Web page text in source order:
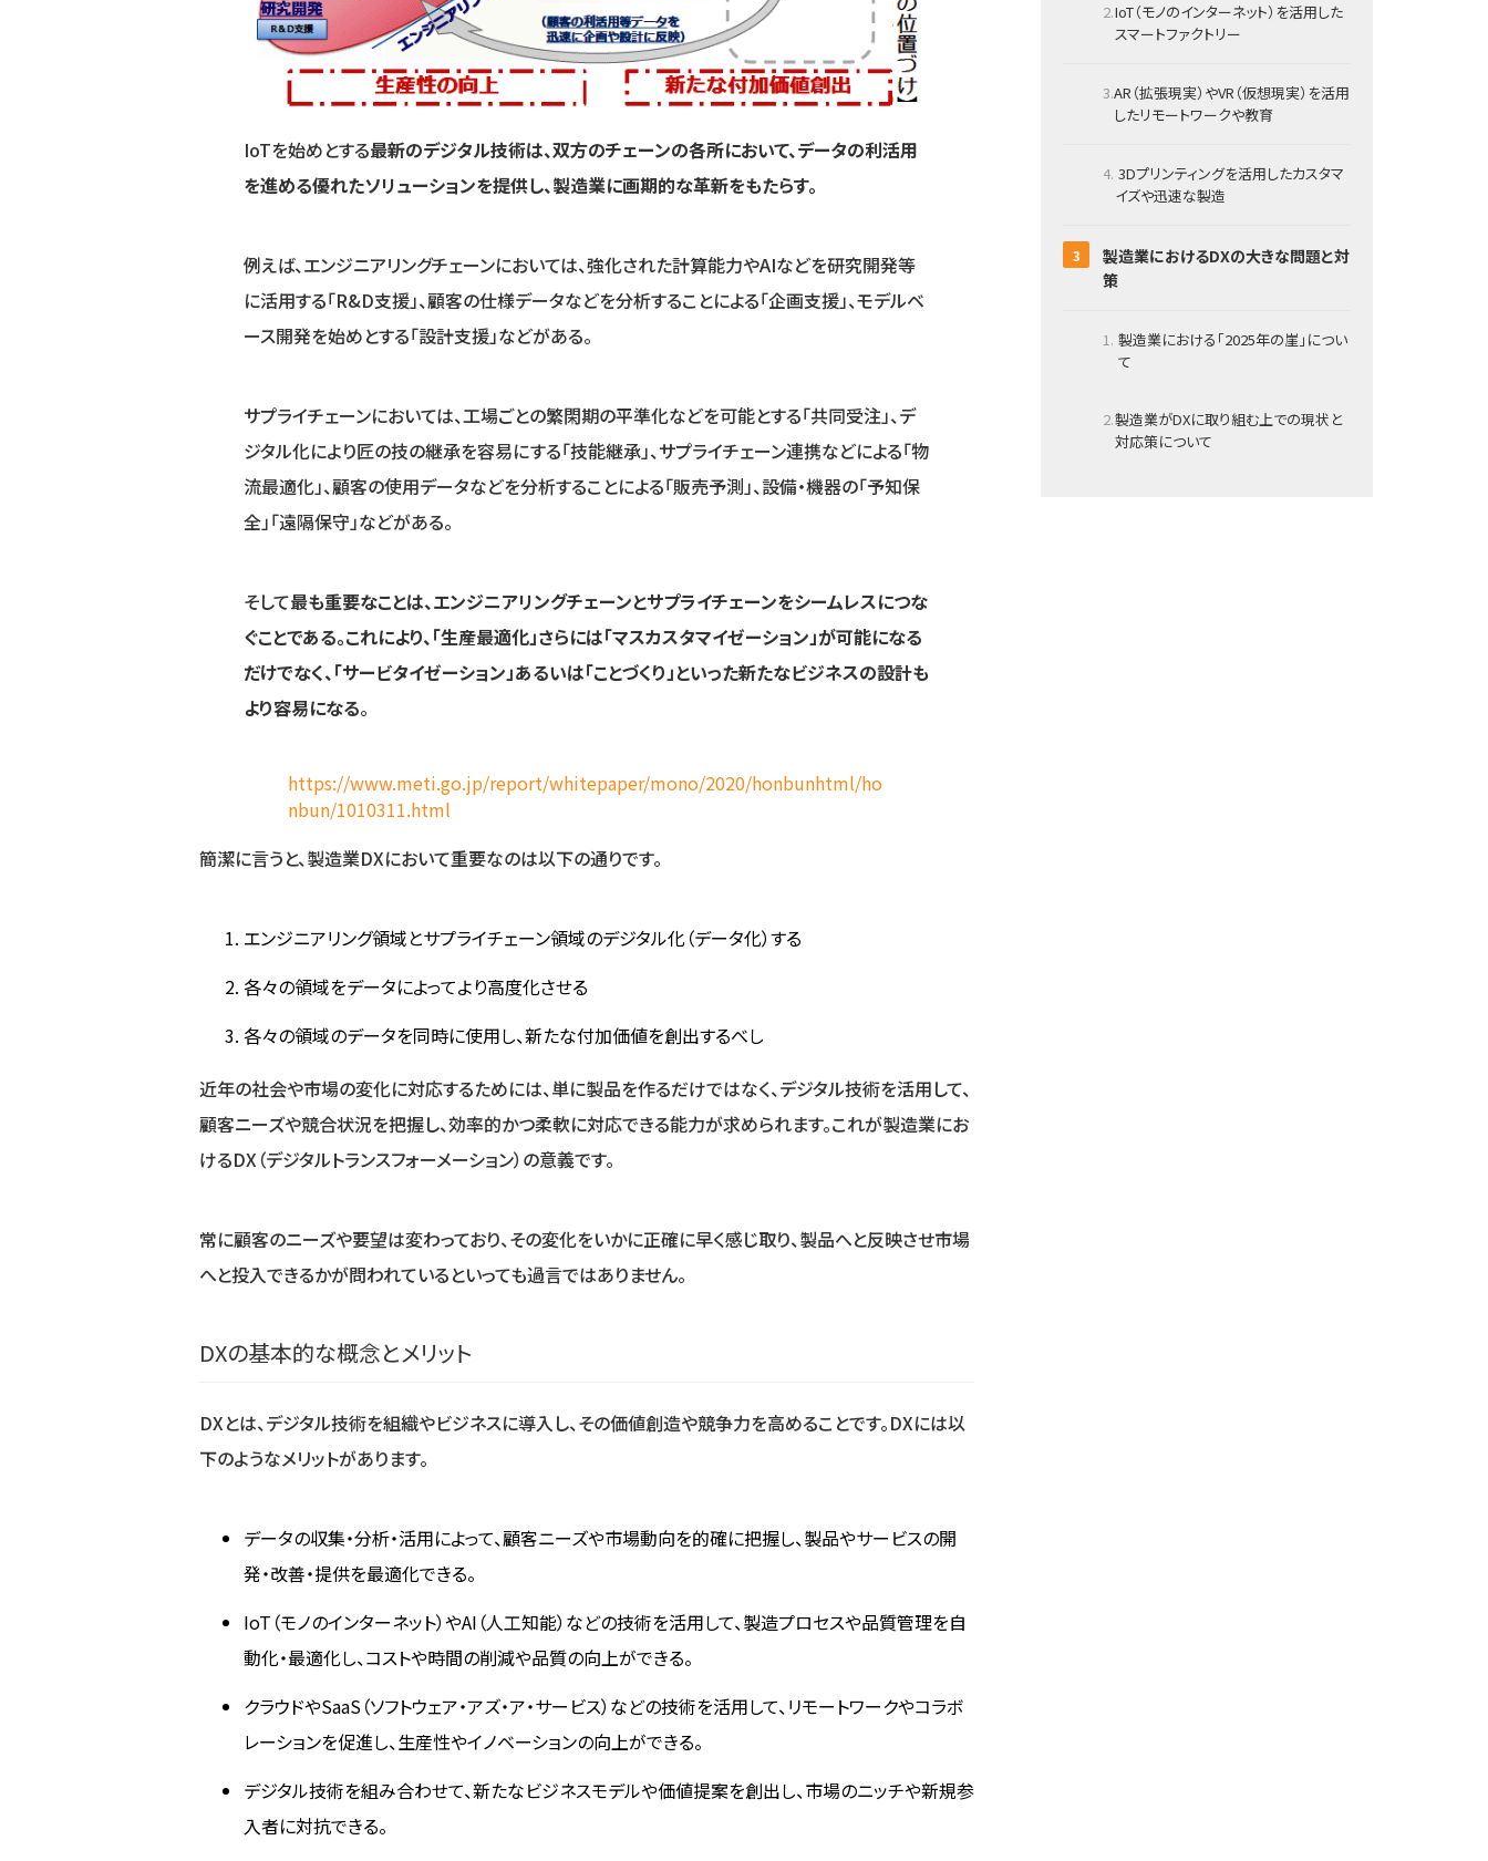
IoTを始めとする最新のデジタル技術は、双方のチェーンの各所において、データの利活用
を進める優れたソリューションを提供し、製造業に画期的な革新をもたらす。
例えば、エンジニアリングチェーンにおいては、強化された計算能力やAIなどを研究開発等
に活用する「R&D支援」、顧客の仕様データなどを分析することによる「企画支援」、モデルベ
ース開発を始めとする「設計支援」などがある。
サプライチェーンにおいては、工場ごとの繁閑期の平準化などを可能とする「共同受注」、デ
ジタル化により匠の技の継承を容易にする「技能継承」、サプライチェーン連携などによる「物
流最適化」、顧客の使用データなどを分析することによる「販売予測」、設備・機器の「予知保
全」「遠隔保守」などがある。
そして最も重要なことは、エンジニアリングチェーンとサプライチェーンをシームレスにつな
ぐことである。これにより、「生産最適化」さらには「マスカスタマイゼーション」が可能になる
だけでなく、「サービタイゼーション」あるいは「ことづくり」といった新たなビジネスの設計も
より容易になる。
https://www.meti.go.jp/report/whitepaper/mono/2020/honbunhtml/ho
nbun/1010311.html
簡潔に言うと、製造業DXにおいて重要なのは以下の通りです。
エンジニアリング領域とサプライチェーン領域のデジタル化（データ化）する
各々の領域をデータによってより高度化させる
各々の領域のデータを同時に使用し、新たな付加価値を創出するべし
近年の社会や市場の変化に対応するためには、単に製品を作るだけではなく、デジタル技術を活用して、
顧客ニーズや競合状況を把握し、効率的かつ柔軟に対応できる能力が求められます。これが製造業にお
けるDX（デジタルトランスフォーメーション）の意義です。
常に顧客のニーズや要望は変わっており、その変化をいかに正確に早く感じ取り、製品へと反映させ市場
へと投入できるかが問われているといっても過言ではありません。
DXの基本的な概念とメリット
DXとは、デジタル技術を組織やビジネスに導入し、その価値創造や競争力を高めることです。DXには以
下のようなメリットがあります。
データの収集・分析・活用によって、顧客ニーズや市場動向を的確に把握し、製品やサービスの開
発・改善・提供を最適化できる。
IoT（モノのインターネット）やAI（人工知能）などの技術を活用して、製造プロセスや品質管理を自
動化・最適化し、コストや時間の削減や品質の向上ができる。
クラウドやSaaS（ソフトウェア・アズ・ア・サービス）などの技術を活用して、リモートワークやコラボ
レーションを促進し、生産性やイノベーションの向上ができる。
デジタル技術を組み合わせて、新たなビジネスモデルや価値提案を創出し、市場のニッチや新規参
入者に対抗できる。
IoT（モノのインターネット）を活用した
スマートファクトリー
AR（拡張現実）やVR（仮想現実）を活用
したリモートワークや教育
3Dプリンティングを活用したカスタマ
イズや迅速な製造
製造業におけるDXの大きな問題と対
策
製造業における「2025年の崖」につい
て
製造業がDXに取り組む上での現状と
対応策について